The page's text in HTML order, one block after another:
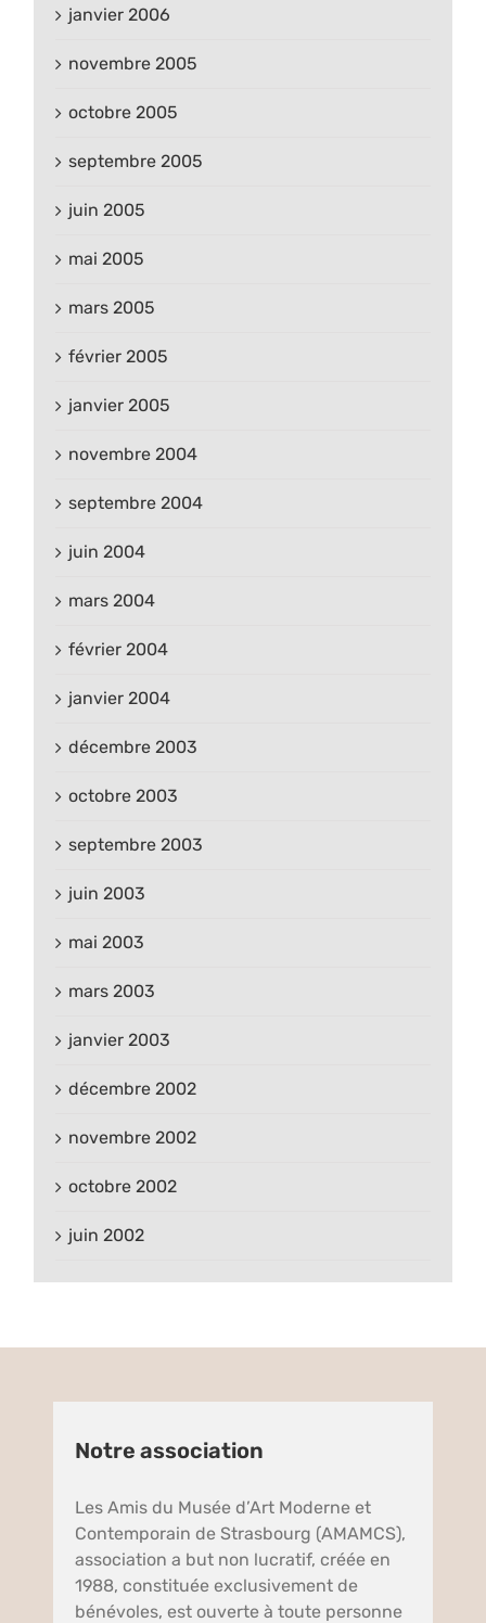
janvier 2006
novembre 2005
octobre 2005
septembre 2005
juin 2005
mai 2005
mars 2005
février 2005
janvier 2005
novembre 2004
septembre 2004
juin 2004
mars 2004
février 2004
janvier 2004
décembre 2003
octobre 2003
septembre 2003
juin 2003
mai 2003
mars 2003
janvier 2003
décembre 2002
novembre 2002
octobre 2002
juin 2002
Notre association
Les Amis du Musée d’Art Moderne et
Contemporain de Strasbourg (AMAMCS),
association a but non lucratif, créée en
1988, constituée exclusivement de
bénévoles, est ouverte à toute personne